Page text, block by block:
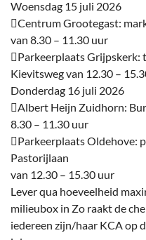
Woensdag 15 juli 2026
Centrum Grootegast:
van 8.30 – 11.30 uur
Parkeerplaats Grijpskerk:
Kievitsweg van 12.30 –
Donderdag 16 juli 2026
Albert Heijn Zuidhorn:
8.30 – 11.30 uur
Parkeerplaats Oldehove:
Pastorijlaan
van 12.30 – 15.30 uur
Lever qua hoeveelheid
milieubox in Zo raakt de
iedereen zijn/haar KCA op